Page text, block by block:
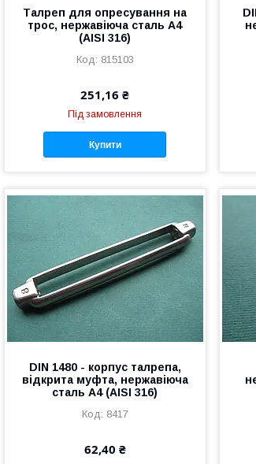
Талреп для опресування на
трос, нержавіюча сталь А4
(AISI 316)
815103
251,16 ₴
Під замовлення
Купити
DIN 1480 - корпус талрепа,
відкрита муфта, нержавіюча
сталь А4 (AISI 316)
8417
62,40 ₴